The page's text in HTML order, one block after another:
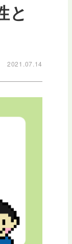
と
2021.07.14